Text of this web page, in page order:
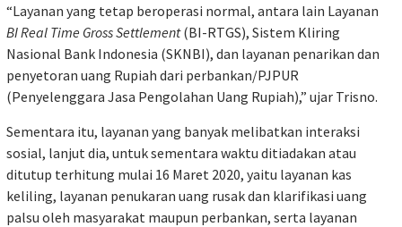
“Layanan yang tetap beroperasi normal, antara lain Layanan
BI Real Time Gross Settlement(BI-RTGS), Sistem Kliring
Nasional Bank Indonesia (SKNBI), dan layanan penarikan dan
penyetoran uang Rupiah dari perbankan/PJPUR
(Penyelenggara Jasa Pengolahan Uang Rupiah),” ujar Trisno.
Sementara itu, layanan yang banyak melibatkan interaksi
sosial, lanjut dia, untuk sementara waktu ditiadakan atau
ditutup terhitung mulai 16 Maret 2020, yaitu layanan kas
keliling, layanan penukaran uang rusak dan klarifikasi uang
palsu oleh masyarakat maupun perbankan, serta layanan